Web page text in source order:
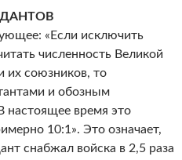
«Если исключить
численность Великой
их союзников, то
и обозным
настоящее время это
10:1». Это означает,
снабжал войска в 2,5 раза